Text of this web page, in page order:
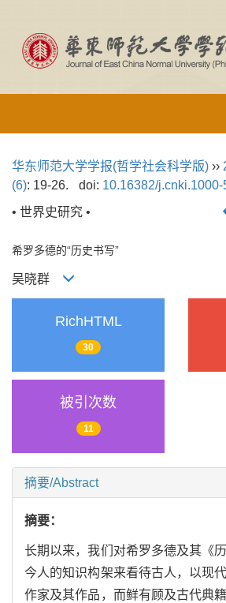
华东师范大学学报(哲学社会科学版) ››
(6): 19-26. doi: 10.16382/
• 世界史研究 •
希罗多德的“历史书写”
吴晓群
RichHTML
30
被引次数
11
摘要/Abstract
摘要：
长期以来，我们对希罗多德及其《
今人的知识构架来看待古人，以现
作家及其作品，而鲜有顾及古代典